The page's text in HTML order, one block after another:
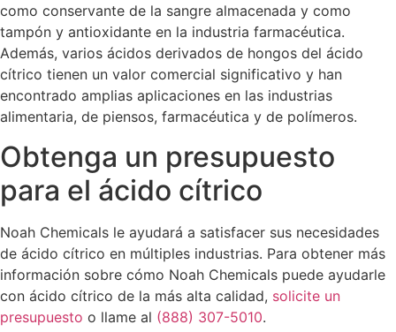
como conservante de la sangre almacenada y como
tampón y antioxidante en la industria farmacéutica.
Además, varios ácidos derivados de hongos del ácido
cítrico tienen un valor comercial significativo y han
encontrado amplias aplicaciones en las industrias
alimentaria, de piensos, farmacéutica y de polímeros.
Obtenga un presupuesto
para el ácido cítrico
Noah Chemicals le ayudará a satisfacer sus necesidades
de ácido cítrico en múltiples industrias. Para obtener más
información sobre cómo Noah Chemicals puede ayudarle
con ácido cítrico de la más alta calidad, solicite un
presupuesto o llame al (888) 307-5010.